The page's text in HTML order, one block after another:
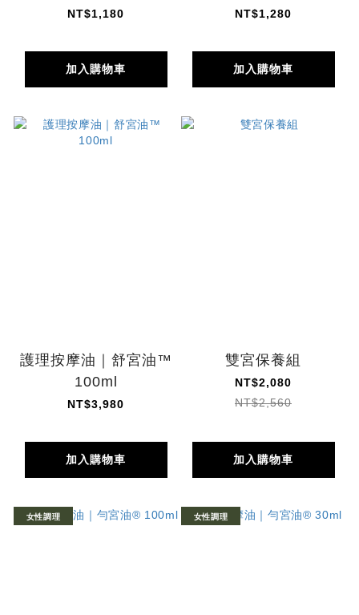
NT$1,180
加入購物車
NT$1,280
加入購物車
護理按摩油｜舒宮油™
100ml
NT$3,980
加入購物車
雙宮保養組
NT$2,080
NT$2,560
加入購物車
女性調理 女性調理